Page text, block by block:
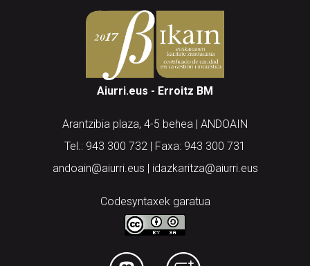
Aiurri.eus - Erroitz BM
Arantzibia plaza, 4-5 behea | ANDOAIN
Tel.: 943 300 732 | Faxa: 943 300 731
andoain@aiurri.eus | idazkaritza@aiurri.eus
Codesyntaxek garatua